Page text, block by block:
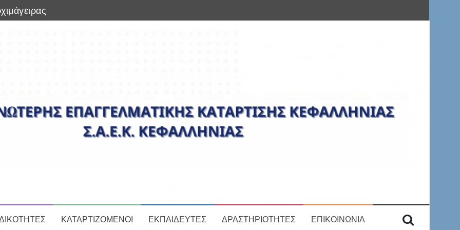
(Πολυμέσα/WEB Designer-Developer/VideoGames
ΚΑΤΑΡΤΙΖΟΜΕΝΟΙ ΕΚΠΑΙΔΕΥΤΕΣ ΔΡΑΣΤΗΡΙΟΤΗΤΕΣ ΕΠΙΚΟΙΝΩΝΙΑ